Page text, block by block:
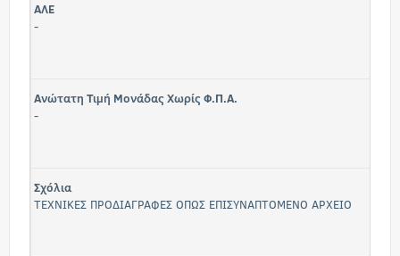
ΑΛΕ
-
Ανώτατη Τιμή Μονάδας Χωρίς Φ.Π.Α.
-
Σχόλια
ΤΕΧΝΙΚΕΣ ΠΡΟΔΙΑΓΡΑΦΕΣ ΟΠΩΣ ΕΠΙΣΥΝΑΠΤΟΜΕΝΟ ΑΡΧΕΙΟ